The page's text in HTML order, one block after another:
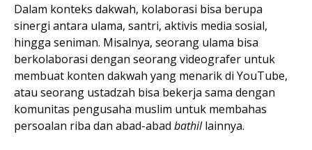
Dalam konteks dakwah, kolaborasi bisa berupa
sinergi antara ulama, santri, aktivis media sosial,
hingga seniman. Misalnya, seorang ulama bisa
berkolaborasi dengan seorang videografer untuk
membuat konten dakwah yang menarik di YouTube,
atau seorang ustadzah bisa bekerja sama dengan
komunitas pengusaha muslim untuk membahas
persoalan riba dan abad-abad bathillainnya.